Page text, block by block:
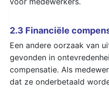
2.3 Financiële
Een andere oorzaak van
gevonden in
compensatie. Als
dat ze onderbetaald